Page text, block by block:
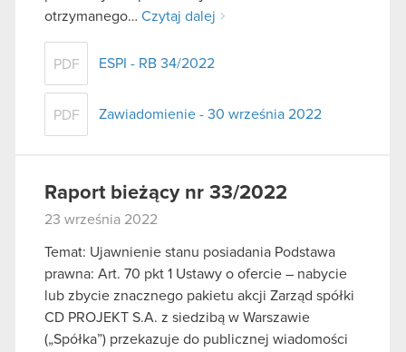
otrzymanego… Czytaj dalej
PDF ESPI - RB 34/2022
PDF Zawiadomienie - 30 września 2022
Raport bieżący nr 33/2022
23 września 2022
Temat: Ujawnienie stanu posiadania Podstawa
prawna: Art. 70 pkt 1 Ustawy o ofercie – nabycie
lub zbycie znacznego pakietu akcji Zarząd spółki
CD PROJEKT S.A. z siedzibą w Warszawie
(„Spółka”) przekazuje do publicznej wiadomości